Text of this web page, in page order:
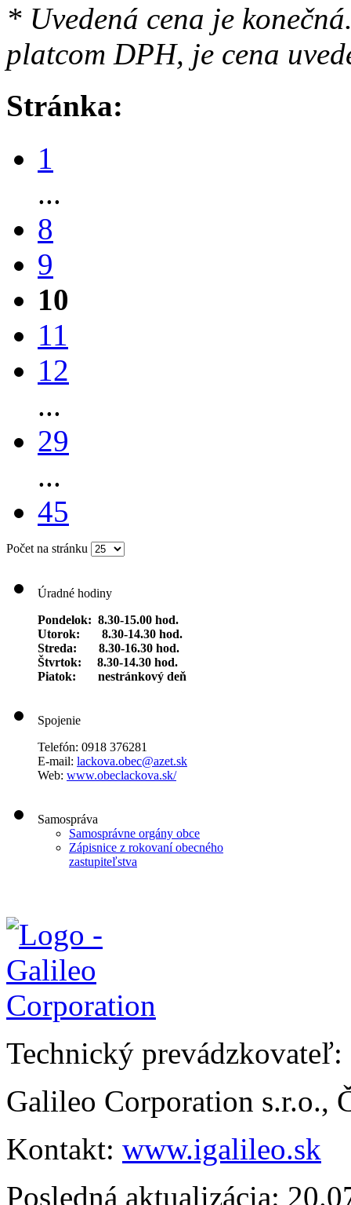
* Uvedená cena je
platcom DPH, je cena
Stránka:
1
...
8
9
10
11
12
...
29
...
45
Počet na stránku
Úradné hodiny
Pondelok: 8.30-15.00 hod.
Utorok: 8.30-14.30 hod.
Streda: 8.30-16.30 hod.
Štvrtok: 8.30-14.30 hod.
Piatok: nestránkový deň
Spojenie
Telefón: 0918 376281
E-mail: lackova.obec@azet.sk
Web: www.obeclackova.sk/
Samospráva
Samosprávne orgány obce
Zápisnice z rokovaní obecného
zastupiteľstva
Technický prevádzkovateľ:
Galileo Corporation s.r.o.,
Kontakt: www.igalileo.sk
Posledná aktualizácia: